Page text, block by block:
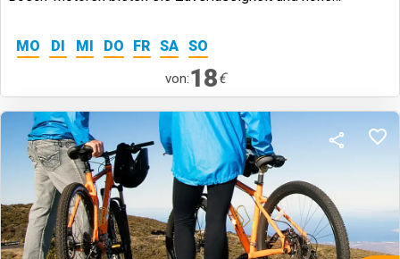
MO
DI MI DO FR SA SO
von:18€